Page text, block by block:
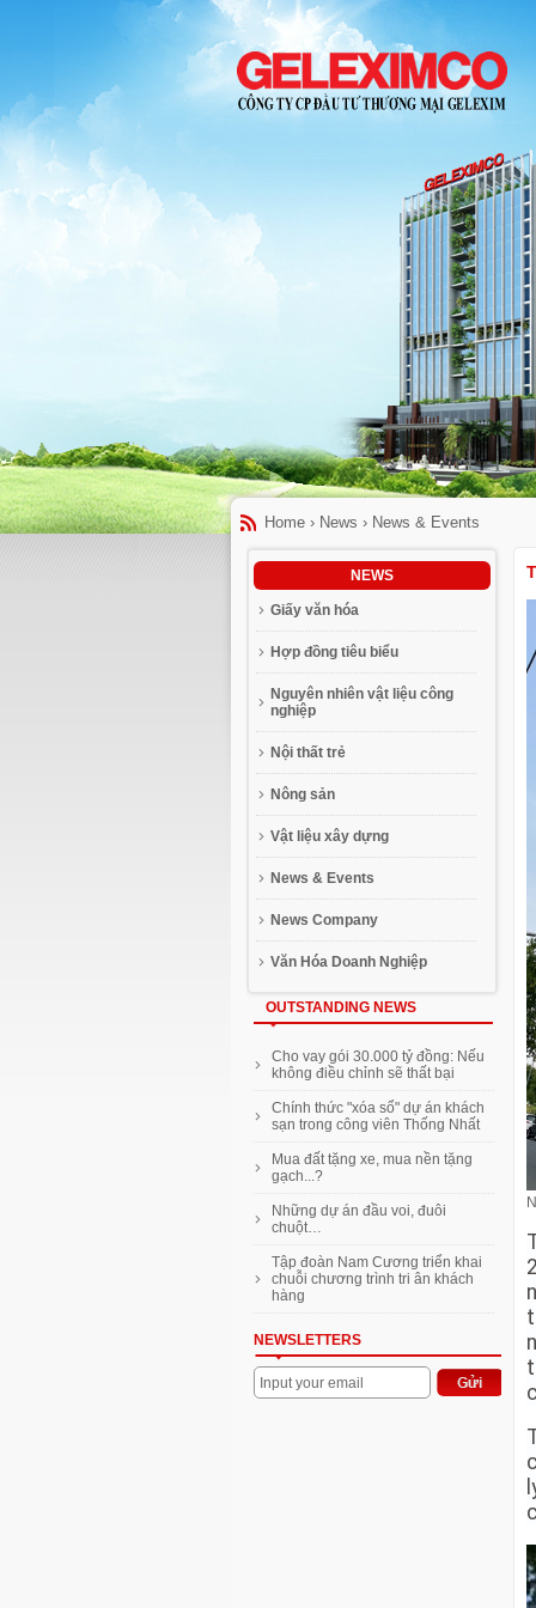
Home › News › News & Events
NEWS
Giấy văn hóa
Hợp đồng tiêu biểu
Nguyên nhiên vật liệu công
nghiệp
Nội thất trẻ
Nông sản
Vật liệu xây dựng
News & Events
News Company
Văn Hóa Doanh Nghiệp
OUTSTANDING NEWS
Geleximco đầu tư 800 triệu USD
làm ô tô điện
Vũ Văn Tiền: Đại gia không siêu
xe, hàng hiệu
Mặt bằng bán lẻ Hà Nội cạnh
tranh gay gắt để giữ chân khách
Thanh toán 10% nhận nhà
Imperia An Phú hoàn thiện nội
thất
VnExpress ra mắt chuyên trang
Rao vặt Nhà Đất mới
Cho vay gói 30.000 tỷ đồng: Nếu
không điều chỉnh sẽ thất bại
Chính thức "xóa sổ" dự án khách
sạn trong công viên Thống Nhất
Mua đất tặng xe, mua nền tặng
gạch...?
Những dự án đầu voi, đuôi
chuột…
Tập đoàn Nam Cương triển khai
chuỗi chương trình tri ân khách
hàng
NEWSLETTERS
Input your email